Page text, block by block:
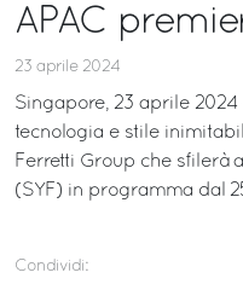
APAC
23 aprile 2024
Singapore, 23 aprile 2024
tecnologia e stile
Ferretti Group che sfilerà
(SYF) in programma dal
Condividi: